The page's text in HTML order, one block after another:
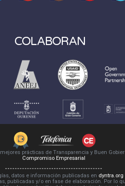
COLABORAN
prácticas de Transparencia y Buen
Compromiso Empresarial
datos e información publicadas en dyntra.org
publicadas y/o en fase de elaboración. Por lo